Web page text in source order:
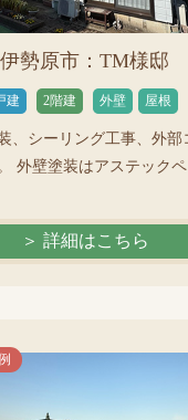
伊勢原市：TM様邸
建 2階建 外壁 屋根
、シーリング工事、外部
外壁塗装はアステック
＞ 詳細はこちら